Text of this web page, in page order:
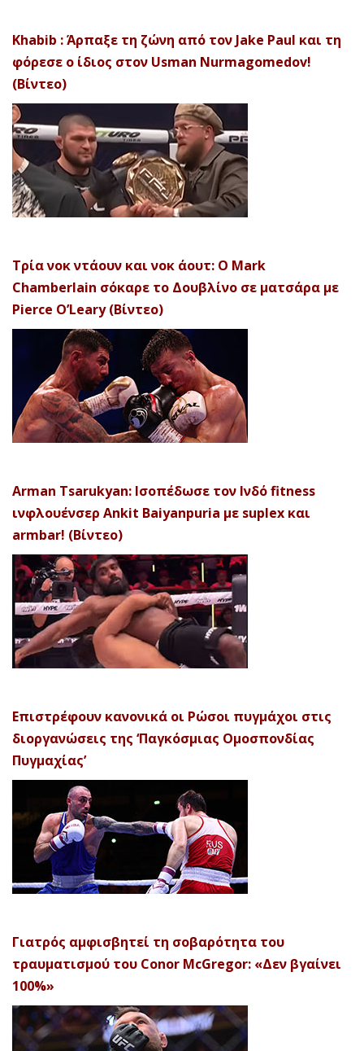
Khabib : Άρπαξε τη ζώνη από τον Jake Paul και τη
φόρεσε ο ίδιος στον Usman Nurmagomedov!
(Βίντεο)
Τρία νοκ ντάουν και νοκ άουτ: Ο Mark
Chamberlain σόκαρε το Δουβλίνο σε ματσάρα με
Pierce O’Leary (Βίντεο)
Arman Tsarukyan: Ισοπέδωσε τον Ινδό fitness
ινφλουένσερ Ankit Baiyanpuria με suplex και
armbar! (Βίντεο)
Επιστρέφουν κανονικά οι Ρώσοι πυγμάχοι στις
διοργανώσεις της ‘Παγκόσμιας Ομοσπονδίας
Πυγμαχίας’
Γιατρός αμφισβητεί τη σοβαρότητα του
τραυματισμού του Conor McGregor: «Δεν βγαίνει
100%»